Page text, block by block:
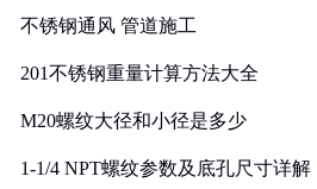
不锈钢通风 管道施工
201不锈钢重量计算方法大全
M20螺纹大径和小径是多少
1-1/4 NPT螺纹参数及底孔尺寸详解